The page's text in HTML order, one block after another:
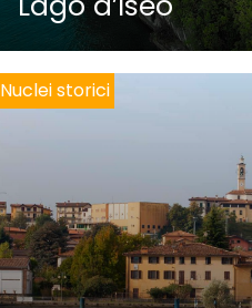
Nuclei storici